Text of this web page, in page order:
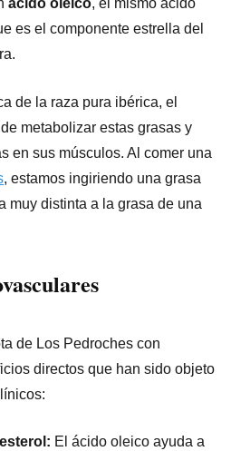
ácido oleico, el mismo ácido
es el componente estrella del
de la raza pura ibérica, el
metabolizar estas grasas y
en sus músculos. Al comer una
, estamos ingiriendo una grasa
muy distinta a la grasa de una
de Los Pedroches con
directos que han sido objeto
El ácido oleico ayuda a